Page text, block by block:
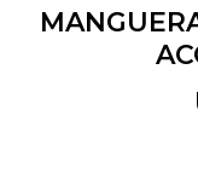
Mascotas